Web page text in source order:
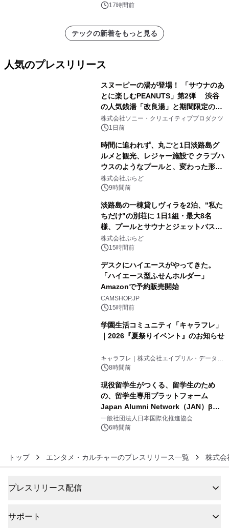
催 英国ラジオ「NTS」の 特別プログ
アーティストを フィーチャーしたアニ
メーションを公開～
17時間前
テックの新着をもっと見る
人気のプレスリリース
スヌーピーの湯が登場！ 「サウナのあ
とに楽しむPEANUTS」第2弾 渋谷
の人気銭湯「改良湯」と期間限定のコ
ラボレーション サウナイキタイコラ
ボグッズも発売決定！
株式会社ソニー・クリエイティブプロダクツ
1日前
時間に追われず、丸ごと1日淡路島グ
ルメと観光、レジャー施設で クラブハ
ウスのようなプールと、変わった形の
サウナも 「THE BOXY AWAJI」のお
得な素泊まり連泊プランで
株式会社ぷらど
9時間前
淡路島の一棟貸しヴィラを2泊、"私た
ちだけ"の別荘に 1日1組・最大8名
様、プールとサウナとジェットバス付
きで Villa Mon Temps AWAJIの連泊
素泊りプラン
株式会社ぷらど
15時間前
デスクにハイエースがやってきた。
「ハイエース型ふせんホルダー」
Amazonで予約販売開始
CAMSHOP.JP
15時間前
学園生活コミュニティ「キャラフレ」
｜2026『夏祭りイベント』のお知らせ
キャラフレ｜株式会社エイプリル・データ・
デザインズ
8時間前
現役留学生がつくる、留学生のため
の、留学生専用プラットフォーム
Japan Alumni Network（JAN）β版
をリリース
一般社団法人日本国際化推進協会
6時間前
トップ エンタメ・カルチャーのプレスリリース一覧 株式
プレスリリース配信
サポート